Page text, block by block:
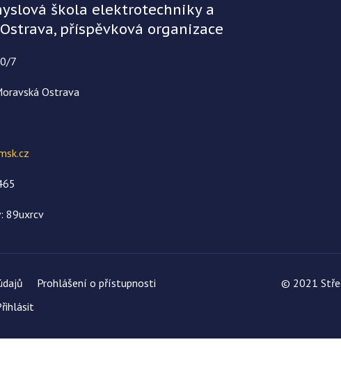
škola elektrotechniky a
příspěvková organizace
7
Ostrava
89uxrcv
Prohlášení o přístupnosti
© 2021